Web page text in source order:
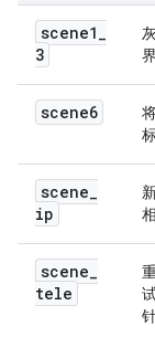
scene1_
3
scene6
scene_
ip
scene_
tele